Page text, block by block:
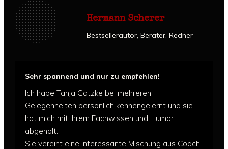
Hermann Scherer
Bestsellerautor, Berater, Redner
Sehr spannend und nur zu empfehlen!
Ich habe Tanja Gatzke bei mehreren
Gelegenheiten persönlich kennengelernt und sie
hat mich mit ihrem Fachwissen und Humor
abgeholt.
Sie vereint eine interessante Mischung aus Coach